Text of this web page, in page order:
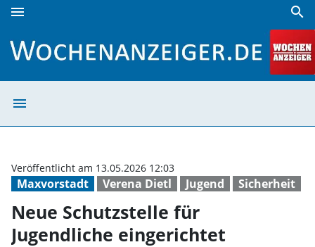
menu search
menu
Maxvorstadt Verena Dietl Jugend Sicherheit
Veröffentlicht am 13.05.2026 12:03
Neue Schutzstelle für
Jugendliche eingerichtet